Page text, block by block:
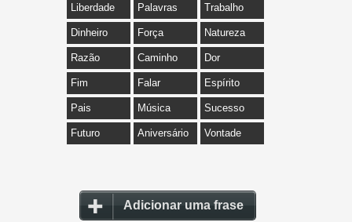
Liberdade Palavras Trabalho
Dinheiro Força Natureza
Razão Caminho Dor
Fim Falar Espírito
Pais Música Sucesso
Futuro Aniversário Vontade
Adicionar uma frase